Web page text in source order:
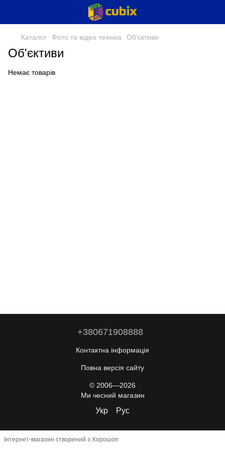
Каталог Фото та відео техніка Об'єктиви
Об'єктиви
Немає товарів
+380671908888
Контактна інформація
Повна версія сайту
© 2006—2026
Ми чесний магазин
Укр Рус
Інтернет-магазин створений з Хорошоп